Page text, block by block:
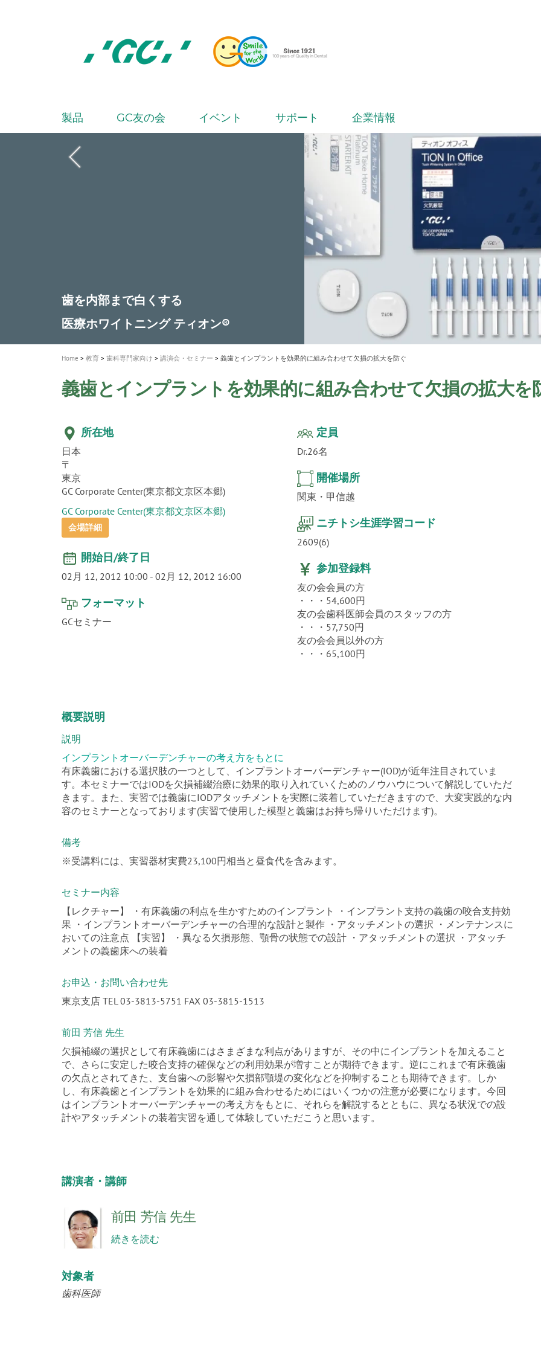
会
社
ー
M
t
i
o
n
製品 GC友の会 イベント サポート 企業情報
A healthy smile greatly contributes to your
quality of life
新発売 エバーエックス フロー
製品の詳細情報はこちら
「セラスマート テクノロジーブック」公
開
「イニシャル LiSi（リジ）ブロック テクノ
ロジーブック」公開
歯を内部まで白くする
医療ホワイトニング ティオン®
新製品 イオム ナゴミ for DH
専用サイトはこちら
新製品バキュクレーブ 118 / 318 Prime
製品の詳細情報はこちら
インプラント Aadva®
ショートインプラント新発売
GCグループ企業
Home 教育 歯科専門家向け 講演会・セミナー 義歯とインプラントを効果的に組み合わせて欠損の拡大を防ぐ
義歯とインプラントを効果的に組み合わせて欠損の拡大を
所在地
日本
〒
東京
GC Corporate Center(東京都文京区本郷)
GC Corporate Center(東京都文京区本郷)
会場詳細
開始日/終了日
02月 12, 2012 10:00 - 02月 12, 2012 16:00
フォーマット
GCセミナー
定員
Dr.26名
開催場所
関東・甲信越
ニチトシ生涯学習コード
2609(6)
参加登録料
友の会会員の方
・・・54,600円
友の会歯科医師会員のスタッフの方
・・・57,750円
友の会会員以外の方
・・・65,100円
概要説明
説明
インプラントオーバーデンチャーの考え方をもとに
有床義歯における選択肢の一つとして、インプラントオーバーデンチャー(IOD)が近年注目されていま
す。本セミナーではIODを欠損補綴治療に効果的取り入れていくためのノウハウについて解説していただ
きます。また、実習では義歯にIODアタッチメントを実際に装着していただきますので、大変実践的な内
容のセミナーとなっております(実習で使用した模型と義歯はお持ち帰りいただけます)。
備考
※受講料には、実習器材実費23,100円相当と昼食代を含みます。
セミナー内容
【レクチャー】 ・有床義歯の利点を生かすためのインプラント ・インプラント支持の義歯の咬合支持効
果 ・インプラントオーバーデンチャーの合理的な設計と製作 ・アタッチメントの選択 ・メンテナンスに
おいての注意点 【実習】 ・異なる欠損形態、顎骨の状態での設計 ・アタッチメントの選択 ・アタッチ
メントの義歯床への装着
お申込・お問い合わせ先
東京支店 TEL 03-3813-5751 FAX 03-3815-1513
前田 芳信 先生
欠損補綴の選択として有床義歯にはさまざまな利点がありますが、その中にインプラントを加えること
で、さらに安定した咬合支持の確保などの利用効果が増すことが期待できます。逆にこれまで有床義歯
の欠点とされてきた、支台歯への影響や欠損部顎堤の変化などを抑制することも期待できます。しか
し、有床義歯とインプラントを効果的に組み合わせるためにはいくつかの注意が必要になります。今回
はインプラントオーバーデンチャーの考え方をもとに、それらを解説するとともに、異なる状況での設
計やアタッチメントの装着実習を通して体験していただこうと思います。
講演者・講師
前田 芳信 先生
続きを読む
対象者
歯科医師